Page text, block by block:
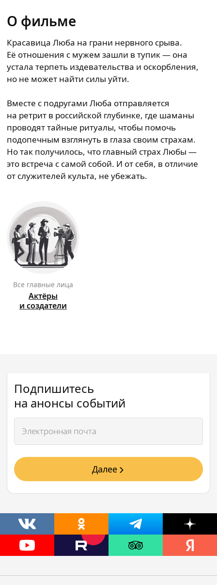
О фильме
Красавица Люба на грани нервного срыва.
Её отношения с мужем зашли в тупик — она
устала терпеть издевательства и оскорбления,
но не может найти силы уйти.
Вместе с подругами Люба отправляется
на ретрит в российской глубинке, где шаманы
проводят тайные ритуалы, чтобы помочь
подопечным взглянуть в глаза своим страхам.
Но так получилось, что главный страх Любы —
это встреча с самой собой. И от себя, в отличие
от служителей культа, не убежать.
Все главные лица
Актёры
и создатели
Подпишитесь
на анонсы событий
Далее